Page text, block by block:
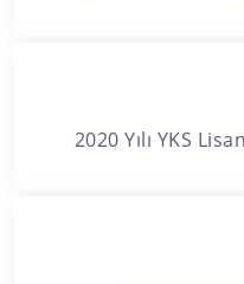
2020 Yılı YKS